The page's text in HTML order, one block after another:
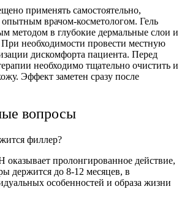
применять самостоятельно,
врачом-косметологом. Гель
методом в глубокие дермальные слои и
необходимости провести местную
дискомфорта пациента. Перед
необходимо тщательно очистить и
Эффект заметен сразу после
вопросы
филлер?
оказывает пролонгированное действие,
держится до 8-12 месяцев, в
особенностей и образа жизни